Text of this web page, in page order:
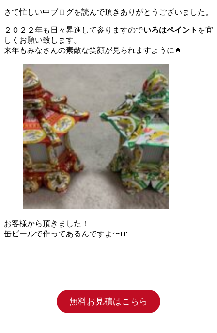
さて忙しい中ブログを読んで頂きありがとうございました。
２０２２年も日々昇進して参りますのでいろはペイント を宜
しくお願い致します。
来年もみなさんの素敵な笑顔が見られますように🌟
お客様から頂きました！
缶ビールで作ってあるんですよ〜🍺
無料お見積はこちら